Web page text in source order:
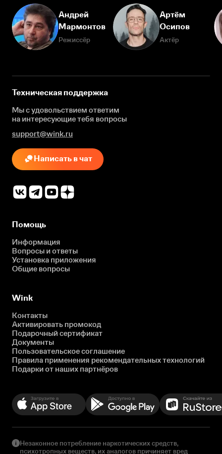
Андрей
Мармонтов
Режиссёр
Артём
Осипов
Актёр
Техническая поддержка
Мы с удовольствием ответим
на интересующиетебя вопросы
support@wink.ru
Написать в чат
Помощь
Информация
Вопросы и ответы
Установка приложения
Общие вопросы
Wink
Контакты
Активировать промокод
Подарочный сертификат
Документы
Пользовательское соглашение
Правила применения рекомендательных технологий
Подарки от наших партнёров
Незаконное потребление наркотических средств,
психотропных веществ, их аналогов причиняет вред